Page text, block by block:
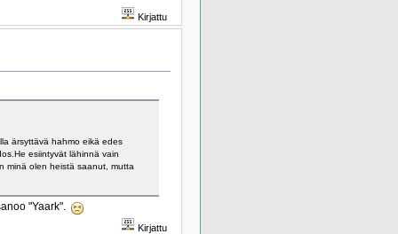
Kirjattu
ärsyttävä hahmo eikä edes
esiintyvät lähinnä vain
minä olen heistä saanut, mutta
"Yaark".
Kirjattu